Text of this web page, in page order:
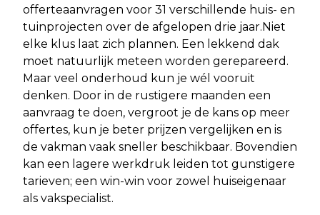
offerteaanvragen voor 31 verschillende huis- en
tuinprojecten over de afgelopen drie jaar.Niet
elke klus laat zich plannen. Een lekkend dak
moet natuurlijk meteen worden gerepareerd.
Maar veel onderhoud kun je wél vooruit
denken. Door in de rustigere maanden een
aanvraag te doen, vergroot je de kans op meer
offertes, kun je beter prijzen vergelijken en is
de vakman vaak sneller beschikbaar. Bovendien
kan een lagere werkdruk leiden tot gunstigere
tarieven; een win-win voor zowel huiseigenaar
als vakspecialist.